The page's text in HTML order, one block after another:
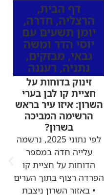
דף הבית,
הרצליה, חדרה,
יומן תשעים עם
יוסי הדר ומשה
גבאי, מבזקים,
נתניה, רעננה
זינוק בדוחות על
חציית קו לבן בערי
השרון: איזו עיר בראש
הרשימה המביכה
בשרון?
לפי נתוני 2025, נרשמה
עלייה חדה במספר
הדוחות על חציית קו
הפרדה רצוף בתוך הערים
• באזור השרון ניצבת